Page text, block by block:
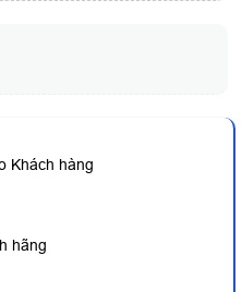
Khách hàng
hãng